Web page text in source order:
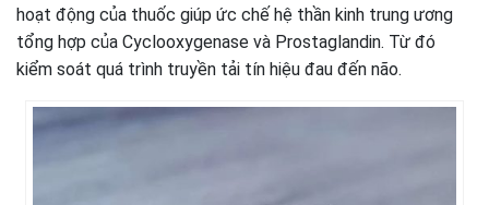
hoạt động của thuốc giúp ức chế hệ thần kinh trung ương
tổng hợp của Cyclooxygenase và Prostaglandin. Từ đó
kiểm soát quá trình truyền tải tín hiệu đau đến não.